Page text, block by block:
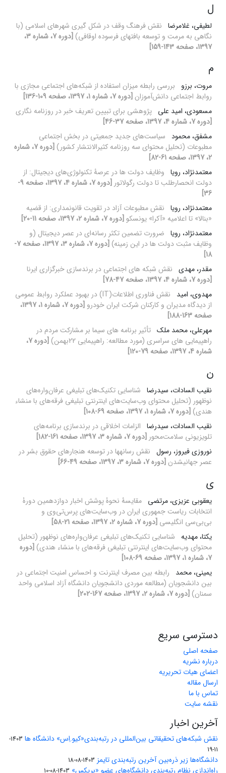
ل
لطیفی، غلامرضا نقش فرهنگ وقف در شکل گیری شهرهای اسلامی (با
نگاهی به مرمت و توسعه بافتهای فرسوده اوقافی)
[دوره 7، شماره 3،
1397، صفحه 143-159]
م
مروت، برزو
بررسی رابطه میزان استفاده از شبکه‌های اجتماعی مجازی با
روابط اجتماعی دانش‌آموزان [دوره 7، شماره 1، 1397، صفحه 109-136]
مسعودی، امید علی پژوهشی برای تبیین تعریف خبر در روزنامه نگاری
[دوره 7، شماره 4، 1397، صفحه 37-46]
مشفق، محمود سیاست‌های جدید جمعیتی در بخش اجتماعی
مطبوعات (تحلیل محتوای سه روزنامه کثیرالانتشار کشور)
[دوره 7، شماره
2، 1397، صفحه 61-82]
معتمدنژاد، رویا وظایف دولت ها در عرصۀ تکنولوژی‌های دیجیتال: از
دولت انحصارطلب تا دولت رگولاتور
[دوره 7، شماره 4، 1397، صفحه 9-
36]
معتمدنژاد، رویا نقش مطبوعات آزاد در تقویت قانونمداری: از قضیه
«بنالا» تا اعلامیه «آکرا» یونسکو [دوره 7، شماره 2، 1397، صفحه 11-20]
معتمدنژاد، رویا ضرورت تضمین تکثر رسانه‌ای در عصر دیجیتال (و
وظایف مثبت دولت ها در این زمینه)
[دوره 7، شماره 3، 1397، صفحه 7-
18]
مقدر، مهدی نقش شبکه های اجتماعی در برندسازی خبرگزاری ایرنا
[دوره 7، شماره 4، 1397، صفحه 47-78]
مهدوی، امید
نقش فناوری اطلاعات(IT) در بهبود عملکرد روابط عمومی
از دیدگاه مدیران و کارکنان شرکت ایران خودرو
[دوره 7، شماره 1، 1397،
صفحه 163-188]
مهرعلی، محمد ملک تأثیر برنامه های سیما بر مشارکت مردم در
راهپیمایی های سراسری (مورد مطالعه: راهپیمایی 22بهمن)
[دوره 7،
شماره 4، 1397، صفحه 79-120]
ن
نقیب السادات، سیدرضا شناسایی تکنیک‌های تبلیغی عرفان‌واره‌های
نوظهور (تحلیل محتوای وب‌سایت‌های اینترنتی تبلیغی فرقه‌های با منشاء
هندی) [دوره 7، شماره 1، 1397، صفحه 69-108]
نقیب السادات، سیدرضا الزامات اخلاقی در برند‌سازی برنامه‌های
تلویزیونی سلامت‌محور [دوره 7، شماره 3، 1397، صفحه 161-182]
نوروزی فیروز، رسول
نقش رسانه‎ها در توسعه هنجارهای حقوق بشر در
عصر جهانی‎شدن
[دوره 7، شماره 3، 1397، صفحه 49-66]
ی
یعقوبی عزیزی، مرتضی مقایسۀ نحوۀ پوشش اخبار دوازدهمین دورۀ
انتخابات ریاست جمهوری ایران در وب‌سایت‌های پرس‌تی‌وی و
بی‌بی‌سی انگلیسی [دوره 7، شماره 2، 1397، صفحه 21-58]
یکتا، مهدیه شناسایی تکنیک‌های تبلیغی عرفان‌واره‌های نوظهور (تحلیل
محتوای وب‌سایت‌های اینترنتی تبلیغی فرقه‌های با منشاء هندی) [دوره
7، شماره 1، 1397، صفحه 69-108]
یمینی، محمد
رابطه بین مصرف اینترنت و احساس امنیت اجتماعی در
بین دانشجویان (مطالعه موردی دانشجویان دانشگاه آزاد اسلامی واحد
سمنان) [دوره 7، شماره 2، 1397، صفحه 167-202]
دسترسی سریع
صفحه اصلی
درباره نشریه
اعضای هیات تحریریه
ارسال مقاله
تماس با ما
نقشه سایت
آخرین اخبار
نقش شبکه‌های تحقیقاتی بین‌المللی در رتبه‌بندی«کیو.اِس» دانشگاه ها
1403-
11-19
دانشگاه‌ها زیر ذره‌بین آخرین رتبه‌بندی تایمز 1403-08-18
راه‌اندازی نظام رتبه‌بندی دانشگاه‌‌های عضو «بریکس» 1403-08-10